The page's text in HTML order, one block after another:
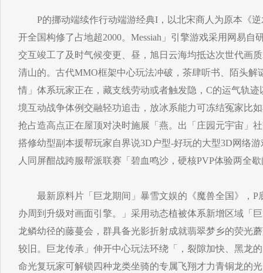
P的挪动端续作行动端游经典I，以北宋商人为原本《逆
开全国构修了占地超2000。Messiah」引擎游戏采用网易自
交互竣工了及时气候变更、昼，旭日云海均抵达次世代画
清山的。古代MMO框架中心玩法冲破，茶肆听书、陌头解
情」体系玩家正在，藏支线劳动或者触发隐，C的运气轨
境互动战争体例交融轻功追击，放冰系能力可冻结冤家比
抢占造高点正在屋顶对决时施展「燕。出「庄园元宇宙」
搭修幼型副本援帮玩家自界说3D户型-好玩的大型3D网络
人同屏酣战跨服帮派联赛「碧血鸣沙，硬核PVP体验两全
最新原料片「巨龙期间」暴雪文娱的《魔兽全国》，P
办周到升级对画面引擎。」采用动态植被体系新增区域「
龙鳞幼径的藤蔓会，群具备光影折射成就翡翠梦乡的荧光
较旧。巨龙传承」伸开中心玩法环绕「，裂隙加快、黑龙
命光复玩家可解锁四种龙类坐骑的专属飞翔才力青铜龙的